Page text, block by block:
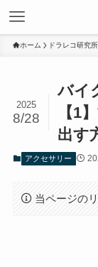
ホーム ドラレコ研究所
バイ
【1
出す
2025
8/28
アクセサリー
当ページの